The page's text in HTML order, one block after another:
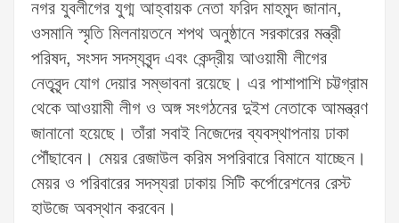
নগর যুবলীগের যুগ্ম আহ্বায়ক নেতা ফরিদ মাহমুদ জানান,
ওসমানি স্মৃতি মিলনায়তনে শপথ অনুষ্ঠানে সরকারের মন্ত্রী
পরিষদ, সংসদ সদস্যবৃন্দ এবং কেন্দ্রীয় আওয়ামী লীগের
নেতৃবৃন্দ যোগ দেয়ার সম্ভাবনা রয়েছে। এর পাশাপাশি চট্টগ্রাম
থেকে আওয়ামী লীগ ও অঙ্গ সংগঠনের দুইশ নেতাকে আমন্ত্রণ
জানানো হয়েছে। তাঁরা সবাই নিজেদের ব্যবস্থাপনায় ঢাকা
পৌঁছাবেন। মেয়র রেজাউল করিম সপরিবারে বিমানে যাচ্ছেন।
মেয়র ও পরিবারের সদস্যরা ঢাকায় সিটি কর্পোরেশনের রেস্ট
হাউজে অবস্থান করবেন।